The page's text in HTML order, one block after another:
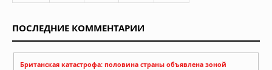
ПОСЛЕДНИЕ КОММЕНТАРИИ
Британская катастрофа: половина страны объявлена зоной